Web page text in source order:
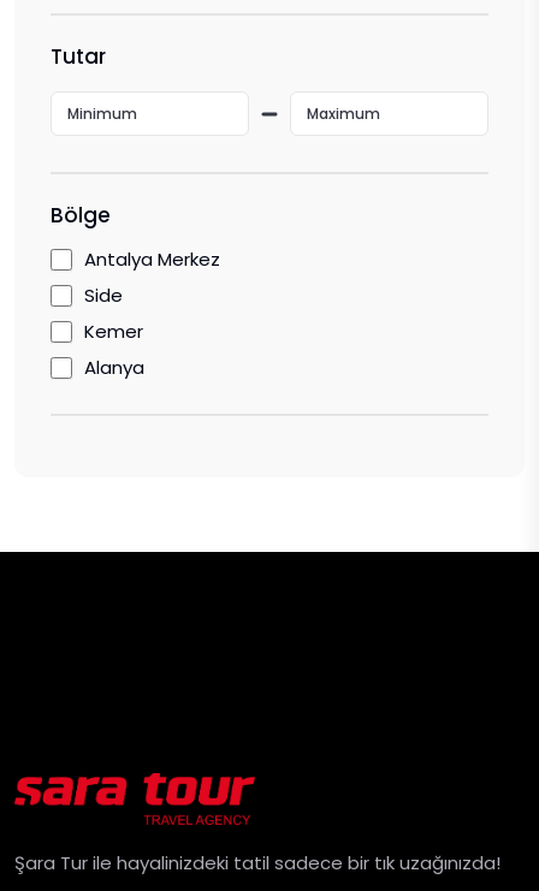
Tutar
Bölge
Antalya Merkez
Side
Kemer
Alanya
Şara Tur ile hayalinizdeki tatil sadece bir tık uzağınızda!